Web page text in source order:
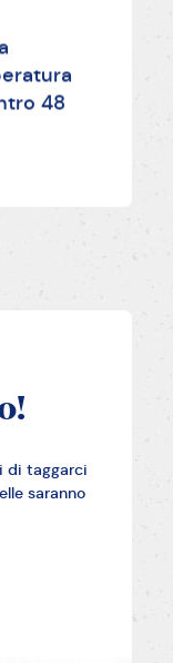
48
di taggarci
saranno